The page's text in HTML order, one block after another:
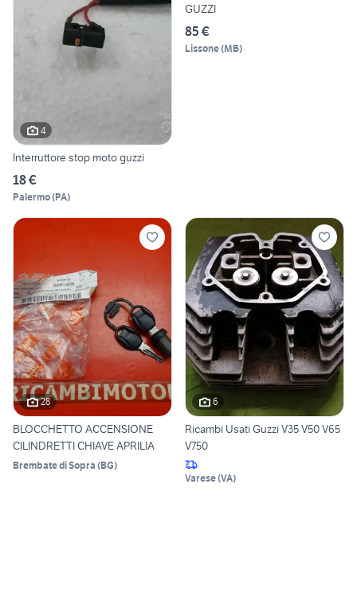
4
Interruttore stop moto guzzi
18 €
Palermo(PA)
GUZZI
85 €
Lissone(MB)
28
BLOCCHETTO ACCENSIONE
CILINDRETTI CHIAVE APRILIA
Brembate di Sopra (BG)
6
Ricambi Usati Guzzi V35 V50 V65
V750
Varese(VA)